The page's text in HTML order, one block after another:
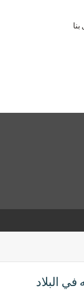
البلاد